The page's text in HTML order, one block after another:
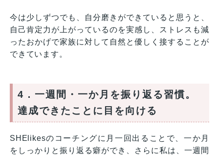
今は少しずつでも、自分磨きができていると思うと、
自己肯定力が上がっているのを実感し、ストレスも減
ったおかげで家族に対して自然と優しく接することが
できています。
4．一週間・一か月を振り返る習慣。
達成できたことに目を向ける
SHElikesのコーチングに月一回出ることで、一か月
をしっかりと振り返る癖ができ、さらに私は、一週間